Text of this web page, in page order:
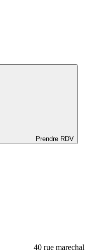
Prendre RDV
40 rue marechal